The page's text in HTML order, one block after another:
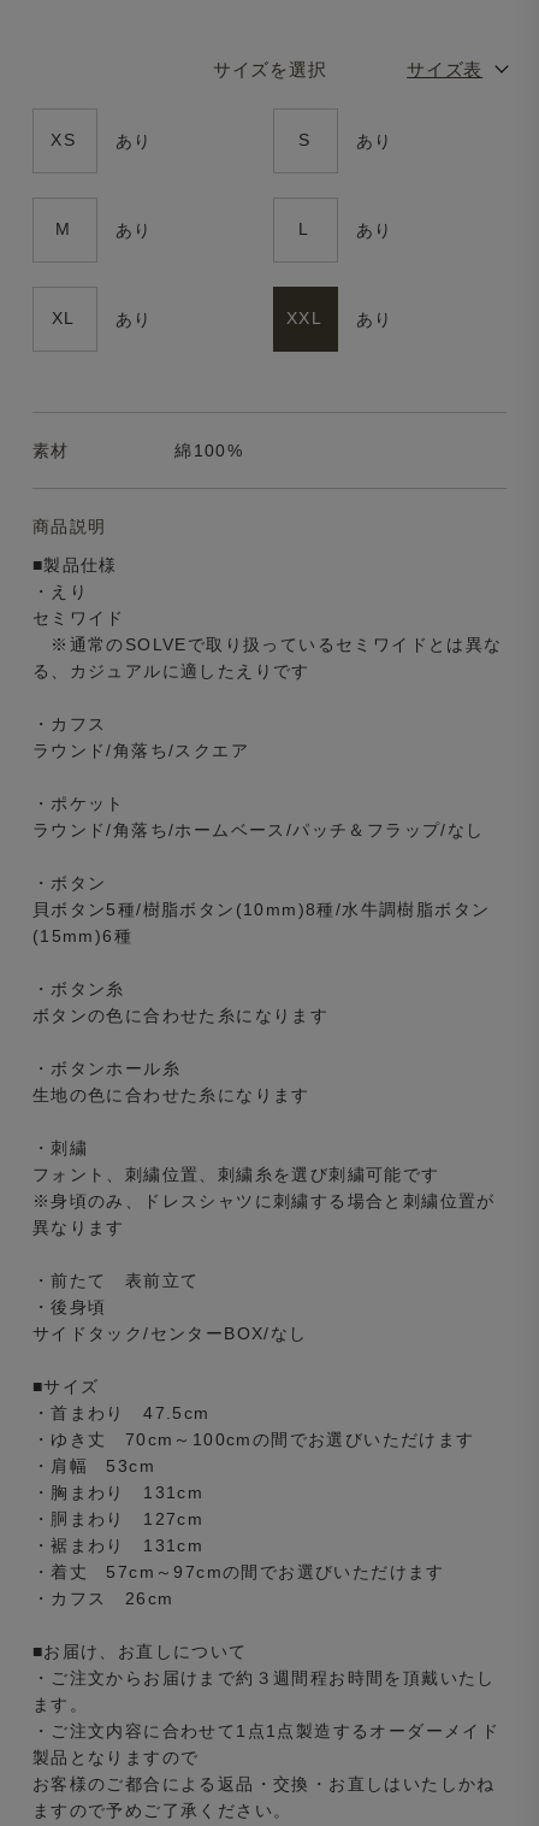
サイズを選択 サイズ表
XS あり S あり
M あり L あり
XL あり XXL あり
素材 綿100%
商品説明
■製品仕様
・えり
セミワイド
※通常のSOLVEで取り扱っているセミワイドとは異な
る、カジュアルに適したえりです
・カフス
ラウンド/角落ち/スクエア
・ポケット
ラウンド/角落ち/ホームベース/パッチ＆フラップ/なし
・ボタン
貝ボタン5種/樹脂ボタン(10mm)8種/水牛調樹脂ボタン
(15mm)6種
・ボタン糸
ボタンの色に合わせた糸になります
・ボタンホール糸
生地の色に合わせた糸になります
・刺繍
フォント、刺繍位置、刺繍糸を選び刺繍可能です
※身頃のみ、ドレスシャツに刺繍する場合と刺繍位置が
異なります
・前たて 表前立て
・後身頃
サイドタック/センターBOX/なし
■サイズ
・首まわり 47.5cm
・ゆき丈 70cm～100cmの間でお選びいただけます
・肩幅 53cm
・胸まわり 131cm
・胴まわり 127cm
・裾まわり 131cm
・着丈 57cm～97cmの間でお選びいただけます
・カフス 26cm
■お届け、お直しについて
・ご注文からお届けまで約３週間程お時間を頂戴いたし
ます。
・ご注文内容に合わせて1点1点製造するオーダーメイド
製品となりますので
お客様のご都合による返品・交換・お直しはいたしかね
ますので予めご了承ください。